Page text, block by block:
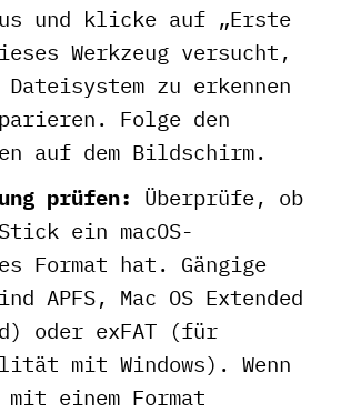
und klicke auf „Erste
Werkzeug versucht,
zu erkennen
Folge den
auf dem Bildschirm.
prüfen: Überprüfe, ob
ein macOS-
Format hat. Gängige
APFS, Mac OS Extended
oder exFAT (für
mit Windows). Wenn
einem Format